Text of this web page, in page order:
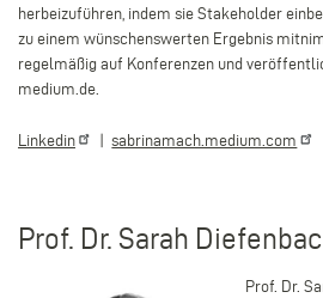
herbeizuführen, indem sie Stakeholder
zu einem wünschenswerten Ergebnis
regelmäßig auf Konferenzen und
medium.de.
Linkedin |sabrinamach.medium.com
Prof. Dr. Sarah
Prof. Dr.